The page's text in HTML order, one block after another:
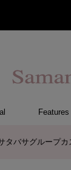
リング
ピン
ペア
ネッ
ペア
ピアス
イヤ
イヤ
ブレ
Features
タバサグループ